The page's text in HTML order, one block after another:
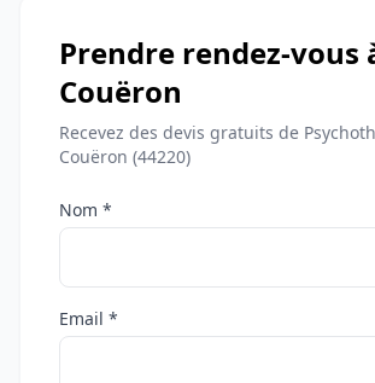
Prendre rendez-vous
Couëron
Recevez des devis gratuits de
Couëron (44220)
Nom *
Email *